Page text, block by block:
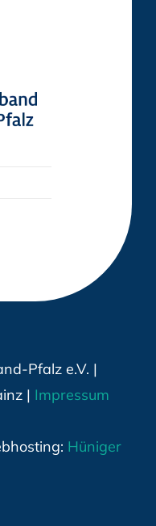
Pfalz e.V. |
| Impressum
Hüniger